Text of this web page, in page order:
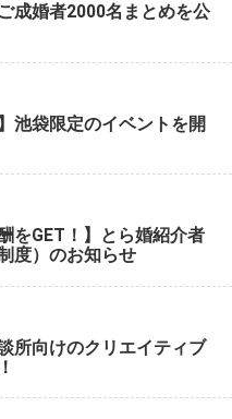
成婚者2000名まとめを公
池袋限定のイベントを開
をGET！】とら婚紹介者
度）のお知らせ
所向けのクリエイティブ